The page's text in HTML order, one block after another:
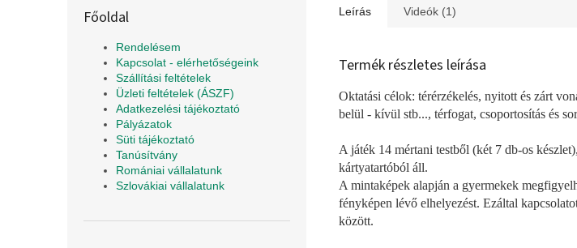
Főoldal
Rendelésem
Kapcsolat - elérhetőségeink
Szállítási feltételek
Üzleti feltételek (ÁSZF)
Adatkezelési tájékoztató
Pályázatok
Süti tájékoztató
Tanúsítvány
Romániai vállalatunk
Szlovákiai vállalatunk
Leírás Videók (1)
Termék részletes leírása
Oktatási célok: térérzékelés, nyitott és zárt
belül - kívül stb..., térfogat, csoportosítás és
A játék 14 mértani testből (két 7 db-os
kártyatartóból áll.
A mintaképek alapján a gyermekek
fényképen lévő elhelyezést. Ezáltal
között.